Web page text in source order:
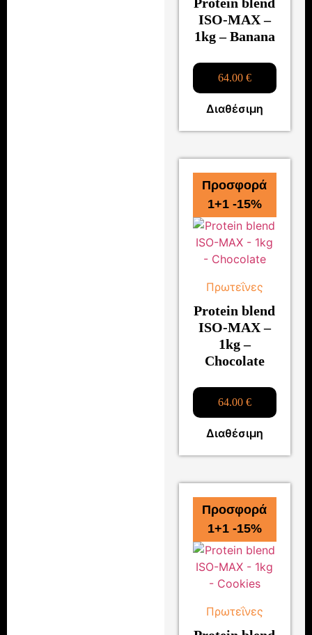
ISO-MAX –
1kg – Banana
64.00 €
Διαθέσιμη
Προσφορά
1+1 -15%
Πρωτεΐνες
Protein blend
ISO-MAX –
1kg –
Chocolate
64.00 €
Διαθέσιμη
Προσφορά
1+1 -15%
Πρωτεΐνες